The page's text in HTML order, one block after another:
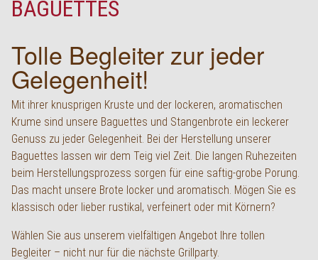
BAGUETTES
Tolle Begleiter zur jeder
Gelegenheit!
Mit ihrer knusprigen Kruste und der lockeren, aromatischen
Krume sind unsere Baguettes und Stangenbrote ein leckerer
Genuss zu jeder Gelegenheit. Bei der Herstellung unserer
Baguettes lassen wir dem Teig viel Zeit. Die langen Ruhezeiten
beim Herstellungsprozess sorgen für eine saftig-grobe Porung.
Das macht unsere Brote locker und aromatisch. Mögen Sie es
klassisch oder lieber rustikal, verfeinert oder mit Körnern?
Wählen Sie aus unserem vielfältigen Angebot Ihre tollen
Begleiter – nicht nur für die nächste Grillparty.
English